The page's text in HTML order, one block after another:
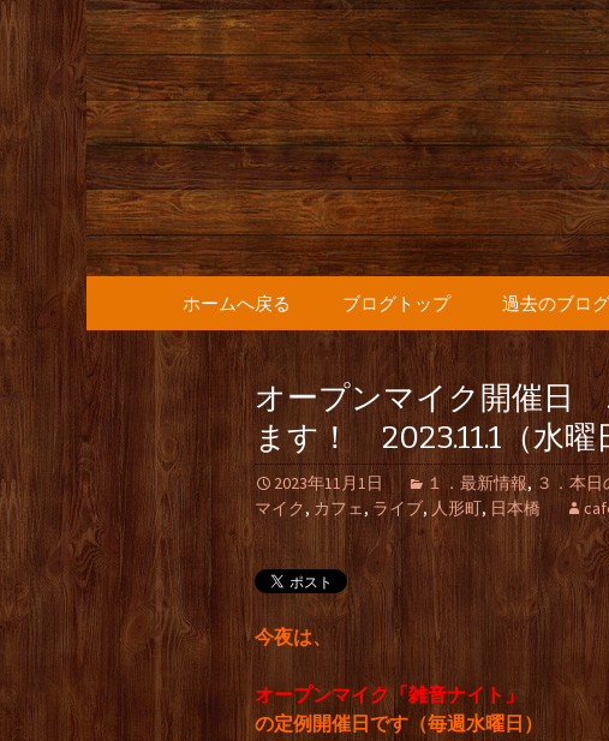
人形町の『
知らせ
人形町の音楽カフェ『365カフ
コンテンツへ移動
ホームへ戻る ブログトップ 過去のブロ
オープンマイク開催日
ます！ 2023.11.1（水曜
2023年11月1日 １．最新情報, ３．本日
マイク, カフェ, ライブ, 人形町, 日本橋
今夜は、
オープンマイク「雑音ナイト」
の定例開催日です（毎週水曜日）